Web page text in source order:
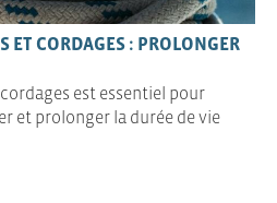
ET CORDAGES : PROLONGER
est essentiel pour
et prolonger la durée de vie